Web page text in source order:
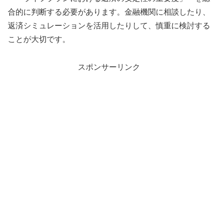
合的に判断する必要があります。金融機関に相談したり、
返済シミュレーションを活用したりして、慎重に検討する
ことが大切です。
スポンサーリンク